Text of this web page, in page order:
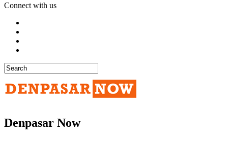
Connect with us
Denpasar Now